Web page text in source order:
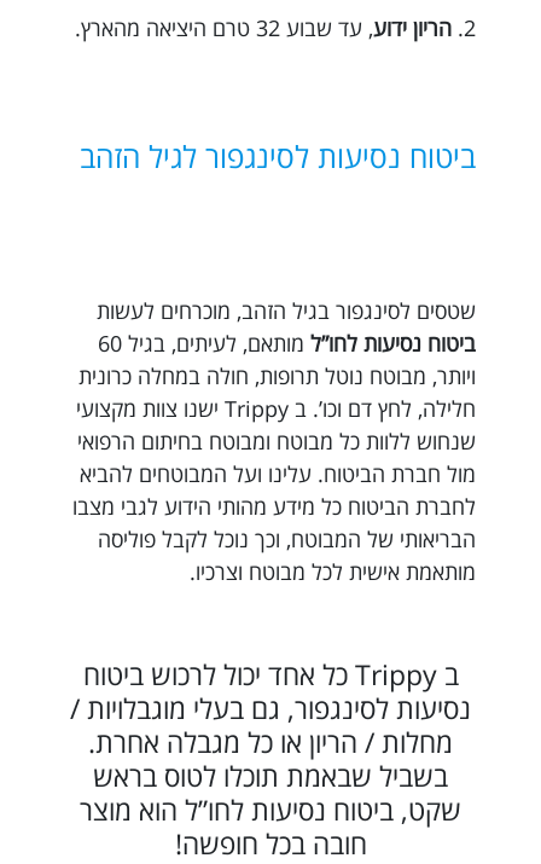
2. הריון ידוע, עד שבוע 32 טרם היציאה מהארץ.
ביטוח נסיעות לסינגפור לגיל הזהב
שטסים לסינגפור בגיל הזהב, מוכרחים לעשות
ביטוח נסיעות לחו”ל
מותאם, לעיתים, בגיל 60
ויותר, מבוטח נוטל תרופות, חולה במחלה כרונית
חלילה, לחץ דם וכו’. ב Trippy ישנו צוות מקצועי
שנחוש ללוות כל מבוטח ומבוטח בחיתום הרפואי
מול חברת הביטוח. עלינו ועל המבוטחים להביא
לחברת הביטוח כל מידע מהותי הידוע לגבי מצבו
הבריאותי של המבוטח, וכך נוכל לקבל פוליסה
מותאמת אישית לכל מבוטח וצרכיו.
ב Trippy כל אחד יכול לרכוש ביטוח
נסיעות לסינגפור, גם בעלי מוגבלויות /
מחלות / הריון או כל מגבלה אחרת.
בשביל שבאמת תוכלו לטוס בראש
שקט, ביטוח נסיעות לחו”ל הוא מוצר
חובה בכל חופשה!